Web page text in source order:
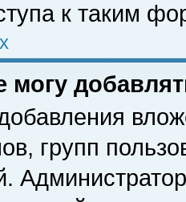
к таким
могу
групп